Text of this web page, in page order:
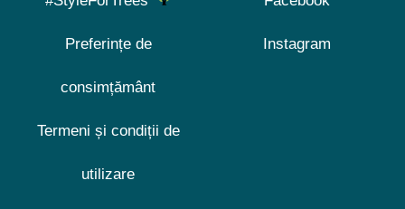
Preferințe de
consimțământ
Termeni și condiții de
utilizare
Instagram